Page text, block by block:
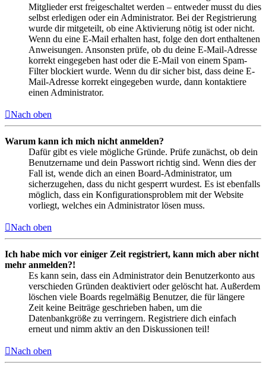
Mitglieder erst freigeschaltet werden – entweder musst du dies
selbst erledigen oder ein Administrator. Bei der Registrierung
wurde dir mitgeteilt, ob eine Aktivierung nötig ist oder nicht.
Wenn du eine E-Mail erhalten hast, folge den dort enthaltenen
Anweisungen. Ansonsten prüfe, ob du deine E-Mail-Adresse
korrekt eingegeben hast oder die E-Mail von einem Spam-
Filter blockiert wurde. Wenn du dir sicher bist, dass deine E-
Mail-Adresse korrekt eingegeben wurde, dann kontaktiere
einen Administrator.
Nach oben
Warum kann ich mich nicht anmelden?
Dafür gibt es viele mögliche Gründe. Prüfe zunächst, ob dein
Benutzername und dein Passwort richtig sind. Wenn dies der
Fall ist, wende dich an einen Board-Administrator, um
sicherzugehen, dass du nicht gesperrt wurdest. Es ist ebenfalls
möglich, dass ein Konfigurationsproblem mit der Website
vorliegt, welches ein Administrator lösen muss.
Nach oben
Ich habe mich vor einiger Zeit registriert, kann mich aber nicht
mehr anmelden?!
Es kann sein, dass ein Administrator dein Benutzerkonto aus
verschieden Gründen deaktiviert oder gelöscht hat. Außerdem
löschen viele Boards regelmäßig Benutzer, die für längere
Zeit keine Beiträge geschrieben haben, um die
Datenbankgröße zu verringern. Registriere dich einfach
erneut und nimm aktiv an den Diskussionen teil!
Nach oben